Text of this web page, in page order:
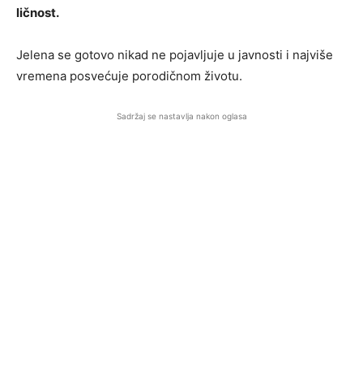
ličnost.
Jelena se gotovo nikad ne pojavljuje u javnosti i najviše
vremena posvećuje porodičnom životu.
Sadržaj se nastavlja nakon oglasa